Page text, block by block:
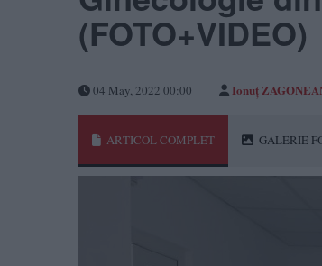
(FOTO+VIDEO)
04 May, 2022 00:00 Ionuț
ARTICOL COMPLET GALERIE